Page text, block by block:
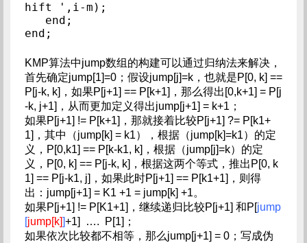
hift ',i-m);
KMP算法中jump数组的构建可以通过归纳法来解决，
首先确定jump[1]=0；假设jump[j]=k，也就是P[0, k] ==
P[j-k, k]，如果P[j+1] == P[k+1]，那么得出[0,k+1] = P[j
-k, j+1]，从而更加定义得出jump[j+1] = k+1；
如果P[j+1] != P[k+1]，那就接着比较P[j+1] ?= P[k1+
1]，其中（jump[k] = k1），根据（jump[k]=k1）的定
义，P[0,k1] == P[k-k1, k]，根据（jump[j]=k）的定
义，P[0, k] == P[j-k, k]，根据这两个等式，推出P[0, k
1] == P[j-k1, j]，如果此时P[j+1] == P[k1+1]，则得
出：jump[j+1] = K1 +1 = jump[k] +1。
如果P[j+1] != P[K1+1]，继续递归比较P[j+1] 和P[jump
[jump[k]]+1] …. P[1]；
如果依次比较都不相等，那么jump[j+1] = 0；写成伪